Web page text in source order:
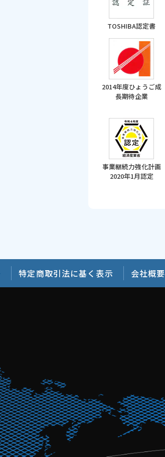
TOSHIBA認定書
2014年度ひょうご成
長期待企業
事業継続力強化計画
2020年1月認定
特定商取引法に基く表示 会社概要